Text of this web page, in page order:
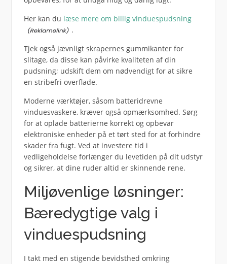
Her kan du læse mere om billig vinduespudsning
.
Tjek også jævnligt skrapernes gummikanter for
slitage, da disse kan påvirke kvaliteten af din
pudsning; udskift dem om nødvendigt for at sikre
en stribefri overflade.
Moderne værktøjer, såsom batteridrevne
vinduesvaskere, kræver også opmærksomhed. Sørg
for at oplade batterierne korrekt og opbevar
elektroniske enheder på et tørt sted for at forhindre
skader fra fugt. Ved at investere tid i
vedligeholdelse forlænger du levetiden på dit udstyr
og sikrer, at dine ruder altid er skinnende rene.
Miljøvenlige løsninger:
Bæredygtige valg i
vinduespudsning
I takt med en stigende bevidsthed omkring